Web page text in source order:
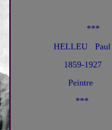
HELLEU Paul
1859-1927
Peintre
***